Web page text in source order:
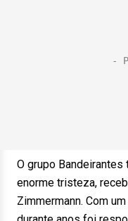
O grupo Bandeirantes
enorme tristeza,
Zimmermann. Com